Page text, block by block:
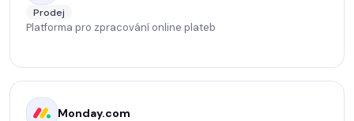
Prodej
Platforma pro zpracování online plateb
Monday.com